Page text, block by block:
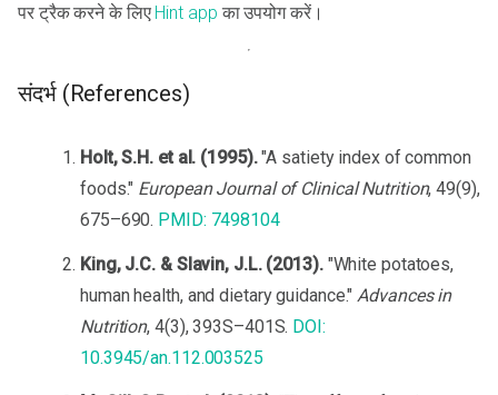
पर ट्रैक करने के लिए Hint app का उपयोग करें।
संदर्भ (References)
Holt, S.H. et al. (1995)."A satiety index of common
foods." European Journal of Clinical Nutrition, 49(9),
675–690. PMID: 7498104
King, J.C. & Slavin, J.L. (2013)."White potatoes,
human health, and dietary guidance."Advances in
Nutrition, 4(3), 393S–401S. DOI:
10.3945/an.112.003525